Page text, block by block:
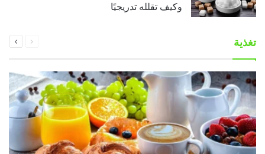
وكيف تقلله تدريجيًا
تغذية الصفحةالصفحة